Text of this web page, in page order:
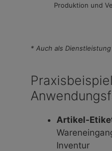
Produktion und
* Auch als
Artikel-
Inventur